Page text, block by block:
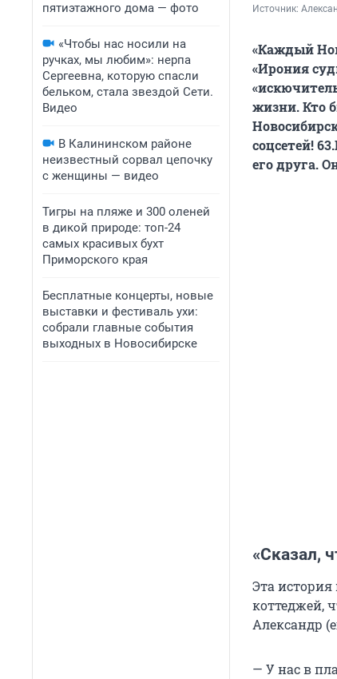
пятиэтажного дома — фото
«Чтобы нас носили на
ручках, мы любим»: нерпа
Сергеевна, которую спасли
бельком, стала звездой Сети.
Видео
В Калининском районе
неизвестный сорвал цепочку
с женщины — видео
Тигры на пляже и 300 оленей
в дикой природе: топ-24
самых красивых бухт
Приморского края
Бесплатные концерты, новые
выставки и фестиваль ухи:
собрали главные события
выходных в Новосибирске
Источник:
«Каждый
«Ирония
жизни. Кто
соцсетей!
его друга.
«Сказал,
Эта история
коттеджей,
Александр
— У нас в